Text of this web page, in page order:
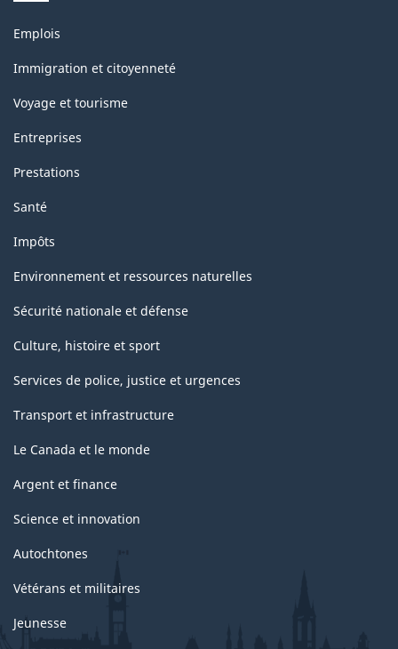
Thèmes
sujets
Emplois
Immigration et citoyenneté
Voyage et tourisme
Entreprises
Prestations
Santé
Impôts
Environnement et ressources naturelles
Sécurité nationale et défense
Culture, histoire et sport
Services de police, justice et urgences
Transport et infrastructure
Le Canada et le monde
Argent et finance
Science et innovation
Autochtones
Vétérans et militaires
Jeunesse